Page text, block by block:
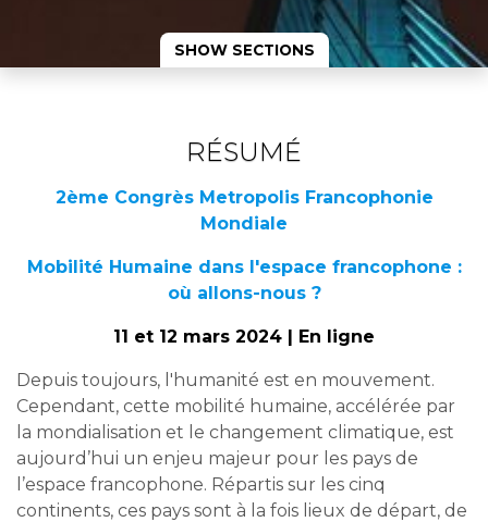
SHOW SECTIONS
RÉSUMÉ
2ème Congrès Metropolis Francophonie
Mondiale
Mobilité Humaine dans l'espace francophone :
où allons-nous ?
11 et 12 mars 2024 | En ligne
Depuis toujours, l'humanité est en mouvement.
Cependant, cette mobilité humaine, accélérée par
la mondialisation et le changement climatique, est
aujourd’hui un enjeu majeur pour les pays de
l’espace francophone. Répartis sur les cinq
continents, ces pays sont à la fois lieux de départ, de